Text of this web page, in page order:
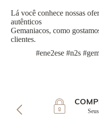
Lá você conhece nossas
autênticos
Gemaniacos, como
clientes.
#ene2ese #n2s